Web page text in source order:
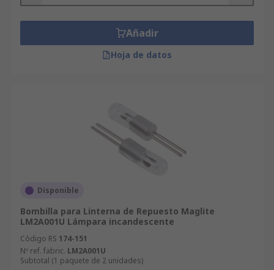
Añadir
Hoja de datos
Disponible
Bombilla para Linterna de Repuesto Maglite
LM2A001U Lámpara incandescente
Código RS 174-151
Nº ref. fabric. LM2A001U
Subtotal (1 paquete de 2 unidades)